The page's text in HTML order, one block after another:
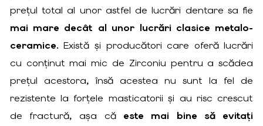
prețul total al unor astfel de lucrări dentare sa fie
mai mare decât al unor lucrări clasice metalo-
ceramice. Există și producători care oferă lucrări
cu conținut mai mic de Zirconiu pentru a scădea
prețul acestora, însă acestea nu sunt la fel de
rezistente la forțele masticatorii și au risc crescut
de fractură, așa că este mai bine să evitați